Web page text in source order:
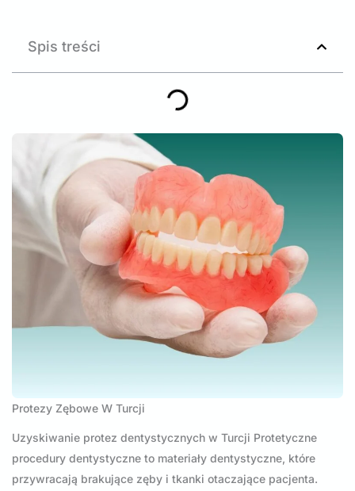
Spis treści
Protezy Zębowe W Turcji
Uzyskiwanie protez dentystycznych w Turcji Protetyczne
procedury dentystyczne to materiały dentystyczne, które
przywracają brakujące zęby i tkanki otaczające pacjenta.